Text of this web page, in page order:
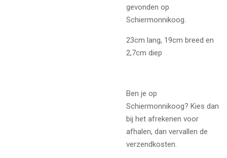
gevonden op
Schiermonnikoog.
23cm lang, 19cm breed en
2,7cm diep
Ben je op
Schiermonnikoog? Kies dan
bij het afrekenen voor
afhalen, dan vervallen de
verzendkosten.